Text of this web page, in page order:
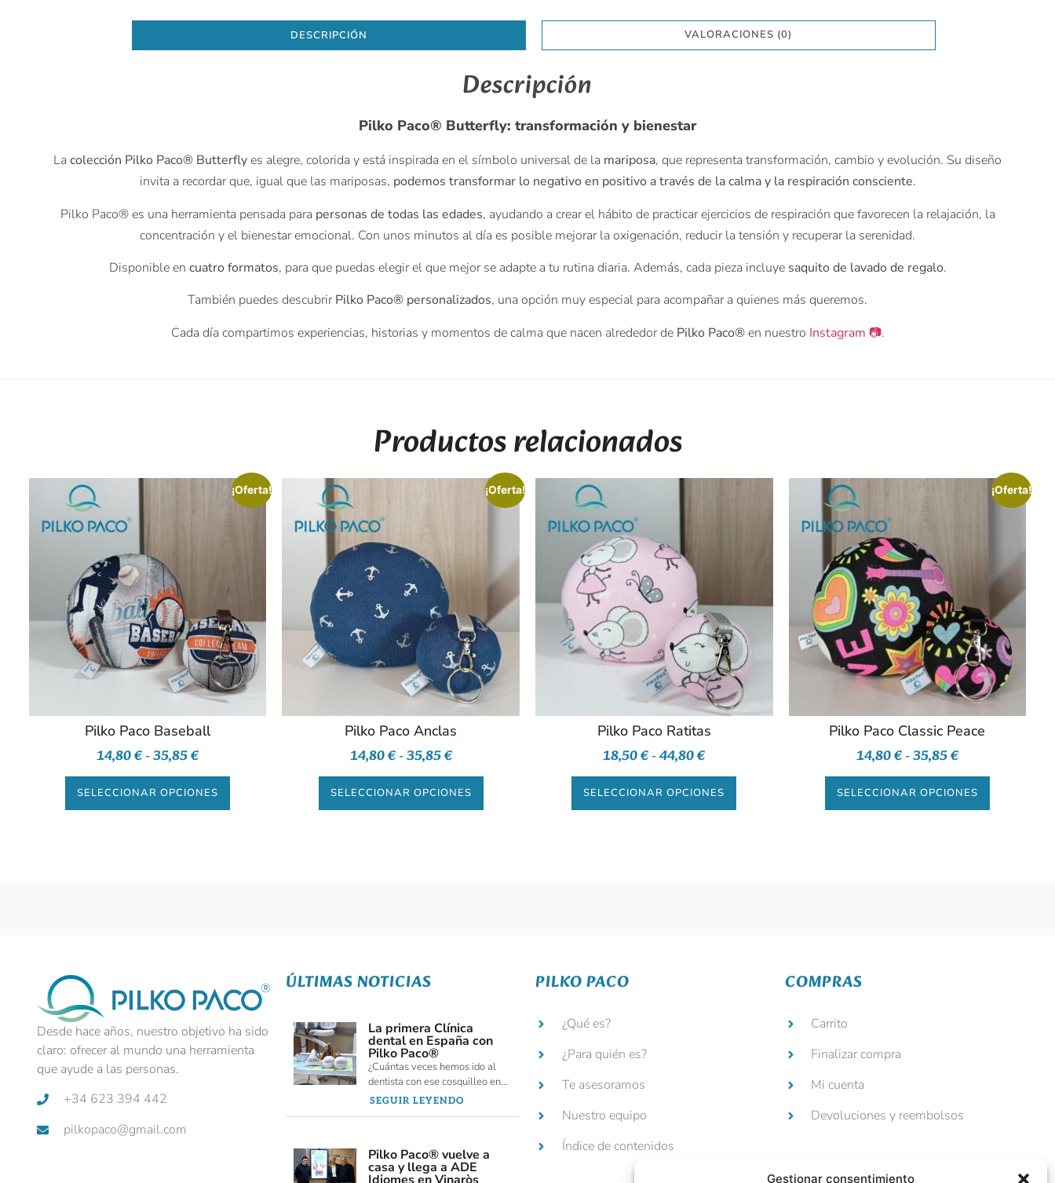
Gestionar consentimiento
DESCRIPCIÓN VALORACIONES (0)
Descripción
Pilko Paco® Butterfly: transformación y bienestar
La colección Pilko Paco® Butterflyes alegre, colorida y está inspirada en el símbolo universal de la mariposa, que representa transformación, cambio y evolución. Su diseño
invita a recordar que, igual que las mariposas, podemos transformar lo negativo en positivo a través de la calma y la respiración consciente.
Pilko Paco® es una herramienta pensada para personas de todas las edades, ayudando a crear el hábito de practicar ejercicios de respiración que favorecen la relajación, la
concentración y el bienestar emocional. Con unos minutos al día es posible mejorar la oxigenación, reducir la tensión y recuperar la serenidad.
Disponible en cuatro formatos, para que puedas elegir el que mejor se adapte a tu rutina diaria. Además, cada pieza incluye saquito de lavado de regalo.
También puedes descubrirPilko Paco® personalizados, una opción muy especial para acompañar a quienes más queremos.
Cada día compartimos experiencias, historias y momentos de calma que nacen alrededor de Pilko Paco®en nuestro Instagram 📷.
Productos relacionados
¡Oferta!
Pilko Paco Baseball
14,80€-35,85€
SELECCIONAR OPCIONES
¡Oferta!
Pilko Paco Anclas
14,80€-35,85€
SELECCIONAR OPCIONES
Pilko Paco Ratitas
18,50€-44,80€
SELECCIONAR OPCIONES
¡Oferta!
Pilko Paco Classic Peace
14,80€-35,85€
SELECCIONAR OPCIONES
Desde hace años, nuestro objetivo ha sido
claro: ofrecer al mundo una herramienta
que ayude a las personas.
+34 623 394 442
pilkopaco@gmail.com
ÚLTIMAS NOTICIAS
La primera Clínica
dental en España con
Pilko Paco®
¿Cuántas veces hemos ido al
dentista con ese cosquilleo en...
SEGUIR LEYENDO
Pilko Paco® vuelve a
casa y llega a ADE
Idiomes en Vinaròs
PILKO PACO
¿Qué es?
¿Para quién es?
Te asesoramos
Nuestro equipo
Índice de contenidos
COMPRAS
Carrito
Finalizar compra
Mi cuenta
Devoluciones y reembolsos